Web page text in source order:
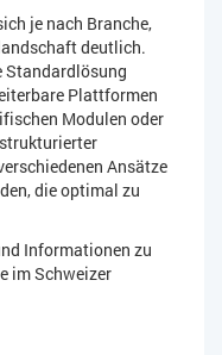
je nach Branche,
deutlich.
Standardlösung
Plattformen
Modulen oder
Ansätze
die optimal zu
Informationen zu
im Schweizer